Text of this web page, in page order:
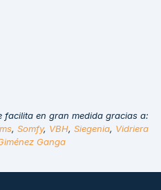
facilita en gran medida gracias a:
, Somfy, VBH, Siegenia, Vidriera
Ganga